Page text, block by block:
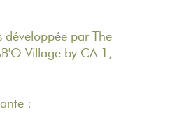
développée par The
Village by CA 1,
: